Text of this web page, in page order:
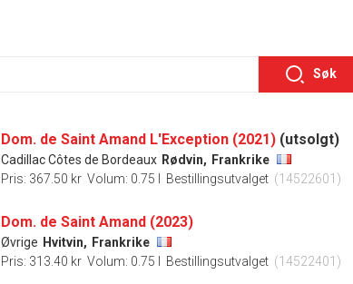
Søk
Dom. de Saint Amand L'Exception (2021) (utsolgt)
Cadillac Côtes de Bordeaux Rødvin, Frankrike
Pris: 367.50 kr Volum: 0.75 l Bestillingsutvalget (14522601)
Dom. de Saint Amand (2023)
Øvrige Hvitvin, Frankrike
Pris: 313.40 kr Volum: 0.75 l Bestillingsutvalget (14522401)